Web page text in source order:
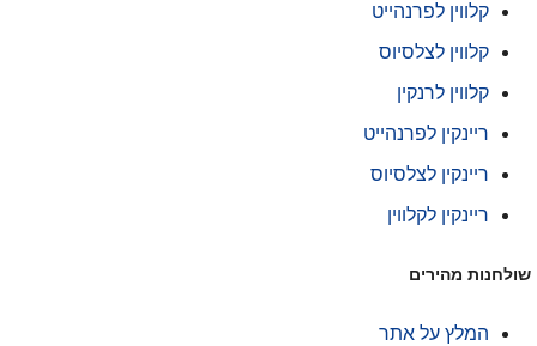
קלווין לפרנהייט
קלווין לצלסיוס
קלווין לרנקין
ריינקין לפרנהייט
ריינקין לצלסיוס
ריינקין לקלווין
מהירים
המלץ על אתר